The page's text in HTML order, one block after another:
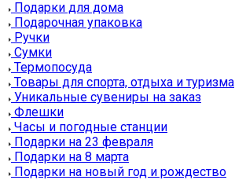
Подарки для дома
Подарочная упаковка
Ручки
Сумки
Термопосуда
Товары для спорта, отдыха и туризма
Уникальные сувениры на заказ
Флешки
Часы и погодные станции
Подарки на 23 февраля
Подарки на 8 марта
Подарки на новый год и рождество